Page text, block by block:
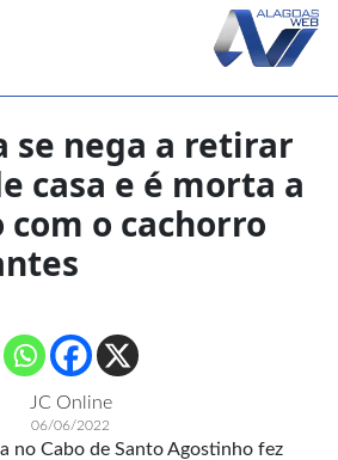
se nega a retirar
casa e é morta a
o cachorro
JC Online
06/06/2022
no Cabo de Santo Agostinho fez